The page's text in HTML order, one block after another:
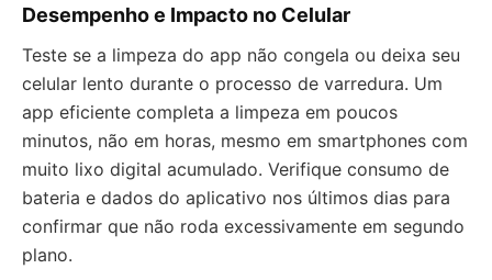
Desempenho e Impacto no Celular
Teste se a limpeza do app não congela ou deixa seu
celular lento durante o processo de varredura. Um
app eficiente completa a limpeza em poucos
minutos, não em horas, mesmo em smartphones com
muito lixo digital acumulado. Verifique consumo de
bateria e dados do aplicativo nos últimos dias para
confirmar que não roda excessivamente em segundo
plano.